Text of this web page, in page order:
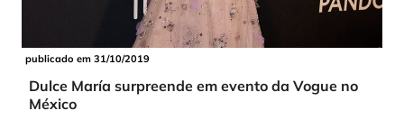
publicado em 31/10/2019
Dulce María surpreende em evento da Vogue no
México